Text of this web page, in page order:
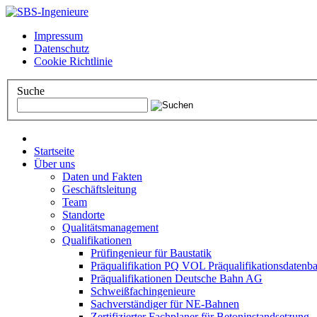
Impressum
Datenschutz
Cookie Richtlinie
Suche
Startseite
Über uns
Daten und Fakten
Geschäftsleitung
Team
Standorte
Qualitätsmanagement
Qualifikationen
Prüfingenieur für Baustatik
Präqualifikation PQ VOL
Präqualifikationen Deutsche Bahn AG
Schweißfachingenieure
Sachverständiger für NE-Bahnen